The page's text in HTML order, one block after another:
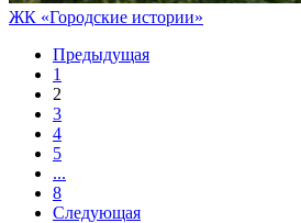
ЖК «Городские истории»
Предыдущая
1
2
3
4
5
...
8
Следующая